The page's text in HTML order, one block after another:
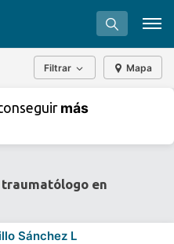
doctor?
Filtrar Mapa
más
en
Sánchez L